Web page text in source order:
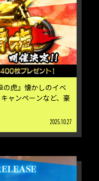
の虎』懐かしのイベ
ャンペーンなど、豪
2025.10.27